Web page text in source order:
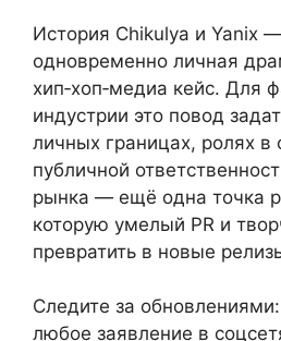
История Chikulya и Yanix
одновременно личная
хип‑хоп‑медиа кейс. Для
индустрии это повод
личных границах, ролях в
публичной
рынка — ещё одна точка
которую умелый PR и
превратить в новые
Следите за обновлениями:
любое заявление в